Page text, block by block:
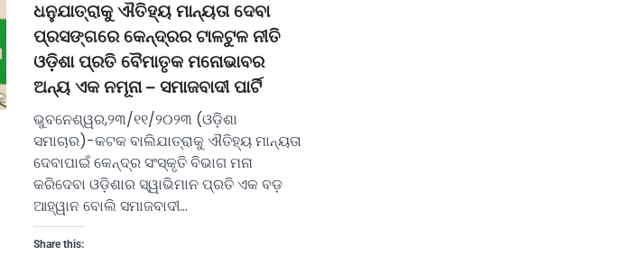
ଧନୁଯାତ୍ରାକୁ ଐତିହ୍ୟ ମାନ୍ୟତା ଦେବା
ପ୍ରସଙ୍ଗରେ କେନ୍ଦ୍ରର ଟାଳଟୁଳ ନୀତି
ଓଡ଼ିଶା ପ୍ରତି ବୈମାତୃକ ମନୋଭାବର
ଅନ୍ୟ ଏକ ନମୂନା – ସମାଜବାଦୀ ପାର୍ଟି
ଭୁବନେଶ୍ୱର,୨୩/୧୧/୨୦୨୩ (ଓଡ଼ିଶା
ସମାଚାର)-କଟକ ବାଲିଯାତ୍ରାକୁ ଐତିହ୍ୟ ମାନ୍ୟତା
ଦେବାପାଇଁ କେନ୍ଦ୍ର ସଂସ୍କୃତି ବିଭାଗ ମନା
କରିଦେବା ଓଡ଼ିଶାର ସ୍ୱାଭିମାନ ପ୍ରତି ଏକ ବଡ଼
ଆହ୍ୱାନ ବୋଲି ସମାଜବାଦୀ…
Share this: